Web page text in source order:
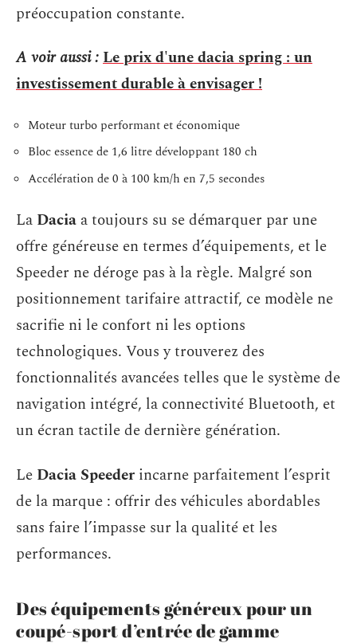
préoccupation constante.
A voir aussi :Le prix d'une dacia spring : un
investissement durable à envisager !
Moteur turbo performant et économique
Bloc essence de 1,6 litre développant 180 ch
Accélération de 0 à 100 km/h en 7,5 secondes
La Dacia a toujours su se démarquer par une
offre généreuse en termes d’équipements, et le
Speeder ne déroge pas à la règle. Malgré son
positionnement tarifaire attractif, ce modèle ne
sacrifie ni le confort ni les options
technologiques. Vous y trouverez des
fonctionnalités avancées telles que le système de
navigation intégré, la connectivité Bluetooth, et
un écran tactile de dernière génération.
Le Dacia Speeder incarne parfaitement l’esprit
de la marque : offrir des véhicules abordables
sans faire l’impasse sur la qualité et les
performances.
Des équipements généreux pour un
coupé-sport d’entrée de gamme